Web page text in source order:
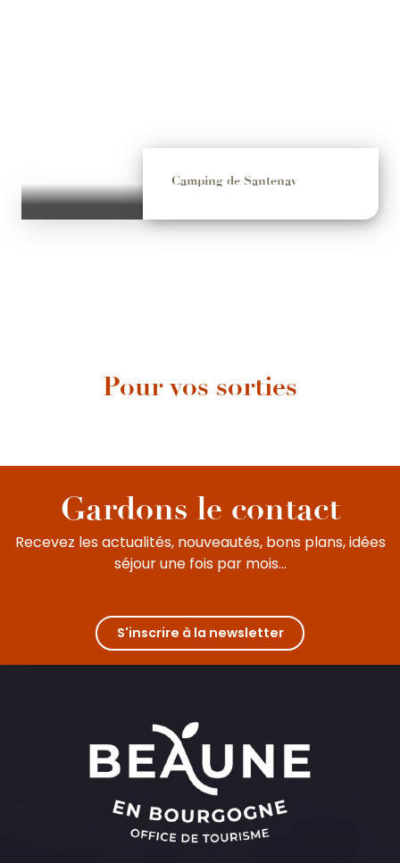
Camping de Santenay
Pour vos sorties
1
AOÛT 31
AOÛT
Santenay
Gardons le contact
Recevez les actualités, nouveautés, bons plans, idées
séjour une fois par mois...
S'inscrire à la newsletter